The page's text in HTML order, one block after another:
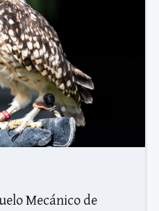
Mecánico de